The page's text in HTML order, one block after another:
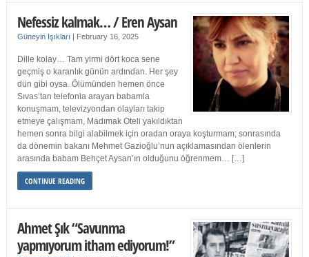
Nefessiz kalmak… / Eren Aysan
Güneyin Işıkları | February 16, 2025
Dille kolay… Tam yirmi dört koca sene
geçmiş o karanlık günün ardından. Her şey
dün gibi oysa. Ölümünden hemen önce
Sıvas’tan telefonla arayan babamla
konuşmam, televizyondan olayları takip
etmeye çalışmam, Madımak Oteli yakıldıktan
hemen sonra bilgi alabilmek için oradan oraya koşturmam; sonrasında
da dönemin bakanı Mehmet Gazioğlu’nun açıklamasından ölenlerin
arasında babam Behçet Aysan’ın olduğunu öğrenmem… […]
CONTINUE READING
Ahmet Şık “Savunma
yapmıyorum itham ediyorum!”